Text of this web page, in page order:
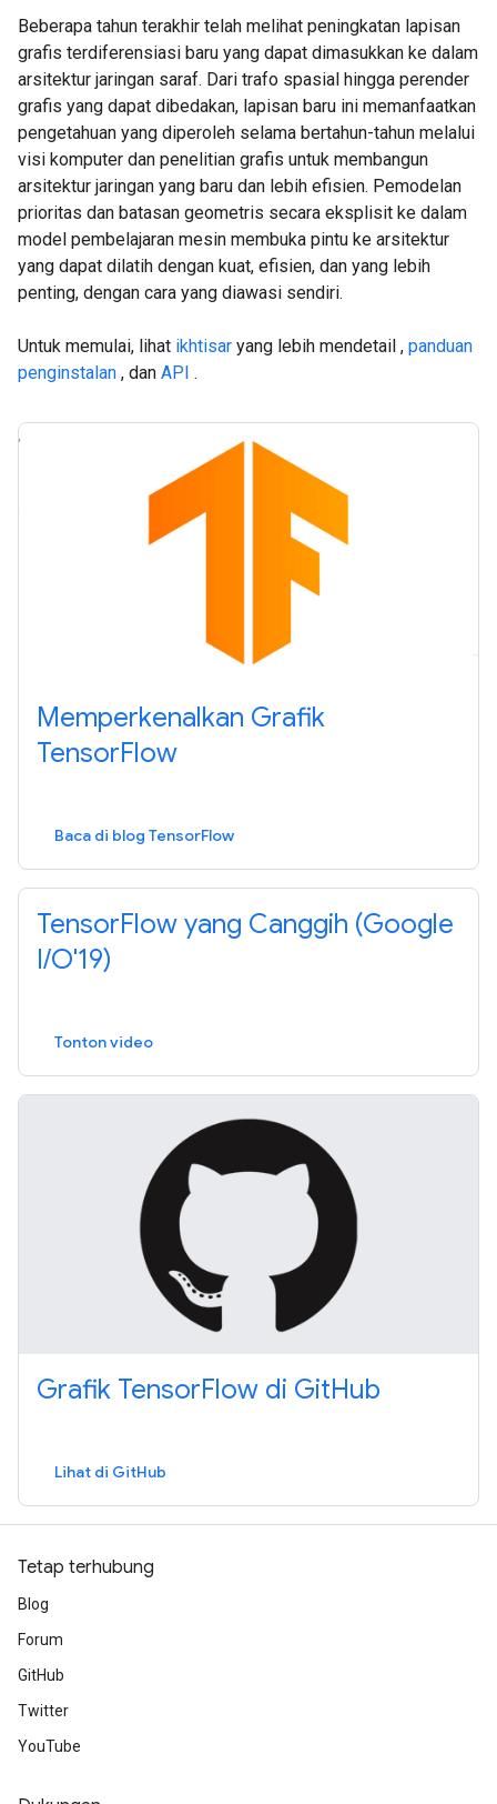
Beberapa tahun terakhir telah melihat peningkatan lapisan
grafis terdiferensiasi baru yang dapat dimasukkan ke dalam
arsitektur jaringan saraf. Dari trafo spasial hingga perender
grafis yang dapat dibedakan, lapisan baru ini memanfaatkan
pengetahuan yang diperoleh selama bertahun-tahun melalui
visi komputer dan penelitian grafis untuk membangun
arsitektur jaringan yang baru dan lebih efisien. Pemodelan
prioritas dan batasan geometris secara eksplisit ke dalam
model pembelajaran mesin membuka pintu ke arsitektur
yang dapat dilatih dengan kuat, efisien, dan yang lebih
penting, dengan cara yang diawasi sendiri.
Untuk memulai, lihat ikhtisar yang lebih mendetail , panduan
penginstalan , dan API .
Memperkenalkan Grafik
TensorFlow
Baca di blog TensorFlow
TensorFlow yang Canggih (Google
I/O'19)
Tonton video
Grafik TensorFlow di GitHub
Lihat di GitHub
Tetap terhubung
Blog
Forum
GitHub
Twitter
YouTube